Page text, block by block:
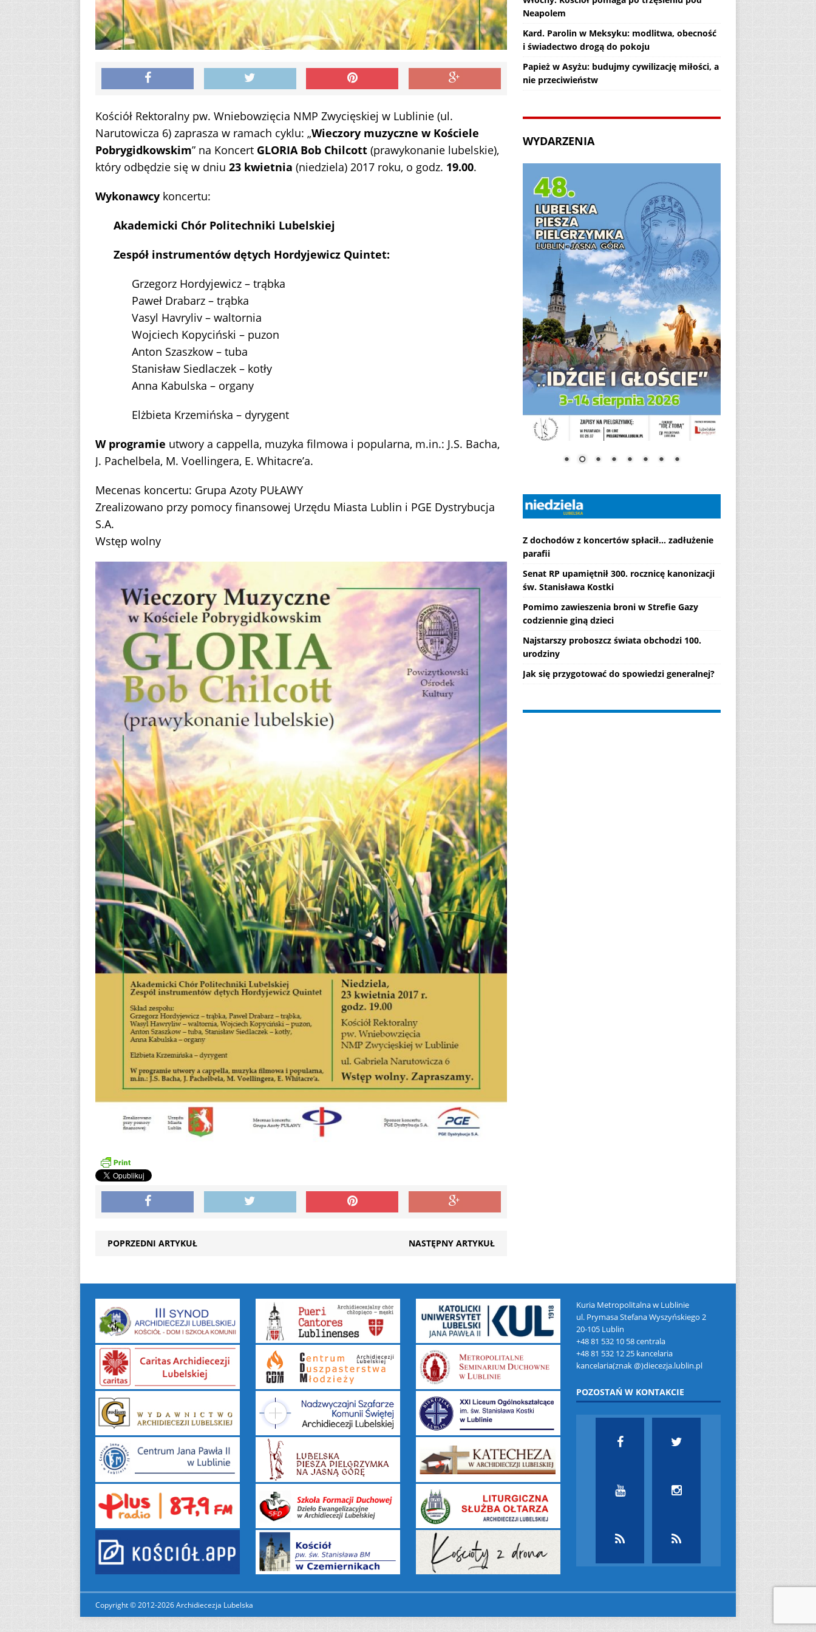
Kościół Rektoralny pw. Wniebowzięcia NMP Zwycięskiej w Lublinie (ul.
Narutowicza 6) zaprasza w ramach cyklu: „Wieczory muzyczne w Kościele
Pobrygidkowskim” na Koncert GLORIA Bob Chilcott (prawykonanie lubelskie),
który odbędzie się w dniu 23 kwietnia (niedziela) 2017 roku, o godz. 19.00.
Wykonawcy koncertu:
Akademicki Chór Politechniki Lubelskiej
Zespół instrumentów dętych Hordyjewicz Quintet:
Grzegorz Hordyjewicz – trąbka
Paweł Drabarz – trąbka
Vasyl Havryliv – waltornia
Wojciech Kopyciński – puzon
Anton Szaszkow – tuba
Stanisław Siedlaczek – kotły
Anna Kabulska – organy
Elżbieta Krzemińska – dyrygent
W programie utwory a cappella, muzyka filmowa i popularna, m.in.: J.S. Bacha,
J. Pachelbela, M. Voellingera, E. Whitacre’a.
Mecenas koncertu: Grupa Azoty PUŁAWY
Zrealizowano przy pomocy finansowej Urzędu Miasta Lublin i PGE Dystrybucja
S.A.
Wstęp wolny
POPRZEDNI ARTYKUŁ NASTĘPNY ARTYKUŁ
Neapolem
Kard. Parolin w Meksyku: modlitwa, obecność
i świadectwo drogą do pokoju
Papież w Asyżu: budujmy cywilizację miłości, a
nie przeciwieństw
WYDARZENIA
Z dochodów z koncertów spłacił... zadłużenie
parafii
Senat RP upamiętnił 300. rocznicę kanonizacji
św. Stanisława Kostki
Pomimo zawieszenia broni w Strefie Gazy
codziennie giną dzieci
Najstarszy proboszcz świata obchodzi 100.
urodziny
Jak się przygotować do spowiedzi generalnej?
Kuria Metropolitalna w Lublinie
ul. Prymasa Stefana Wyszyńskiego 2
20-105 Lublin
+48 81 532 10 58 centrala
+48 81 532 12 25 kancelaria
kancelaria(znak @)diecezja.lublin.pl
POZOSTAŃ W KONTAKCIE
Copyright © 2012-2026 Archidiecezja Lubelska